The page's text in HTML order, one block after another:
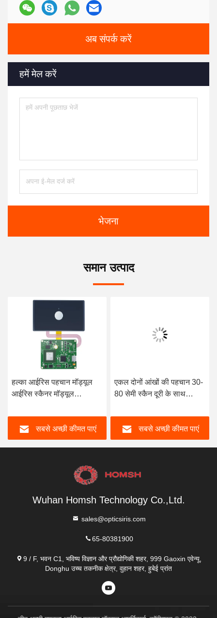
अब संपर्क करें
हमें मेल करें
भेजना
समान उत्पाद
हल्का आईरिस पहचान मॉड्यूल
आईरिस स्कैनर मॉड्यूल
सबसे अच्छी कीमत पाएं
एकल दोनों आंखों की पहचान 30-
80 सेमी स्कैन दूरी के साथ
सबसे अच्छी कीमत पाएं
Wuhan Homsh Technology Co.,Ltd.
sales@opticsiris.com
65-80381900
9 / F, भवन C1, भविष्य विज्ञान और प्रौद्योगिकी शहर, 999 Gaoxin एवेन्यू,
Donghu उच्च तकनीक क्षेत्र, वुहान शहर, हुबेई प्रांत